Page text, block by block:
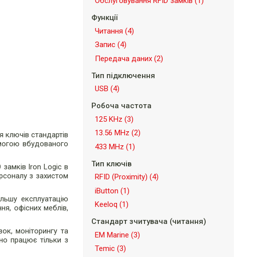
ключів стандартів
вбудованого
замків Iron Logic в
з захистом
експлуатацію
офісних меблів,
моніторингу та
працює тільки з
Функції
Читання (4)
Запис (4)
Передача даних (2)
Тип підключення
USB (4)
Робоча частота
125 KHz (3)
13.56 MHz (2)
433 MHz (1)
Тип ключів
RFID (Proximity) (4)
iButton (1)
Keeloq (1)
Стандарт зчитувача (читання)
EM Marine (3)
Temic (3)